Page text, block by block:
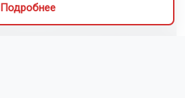
Подробнее